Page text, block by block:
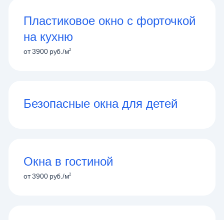
Пластиковое окно с форточкой
на кухню
от3900руб./м2
Безопасные окна для детей
Окна в гостиной
от3900руб./м2